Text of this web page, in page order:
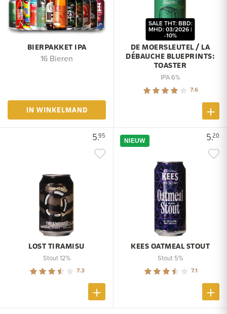
BIERPAKKET IPA
16 Bieren
IN WINKELMAND
DE MOERSLEUTEL / LA
DÉBAUCHE BLUEPRINTS:
TOASTER
SALE THT: BBD:
MHD: 03/2026 |
-10%
IPA 6%
7.6
5.95
LOST TIRAMISU
Stout 12%
7.3
5.20
NIEUW
KEES OATMEAL STOUT
Stout 5%
7.1